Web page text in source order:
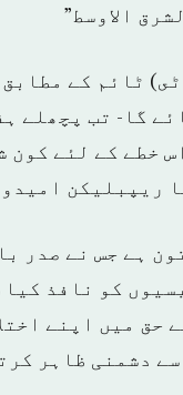
الاوسط”
ٹائم کے
گا- تب پچھلے
خطے کے لئے
ریپبلیکن
ہے جس نے صدر
کو نافذ
حق میں اپنے
دشمنی ظاہر